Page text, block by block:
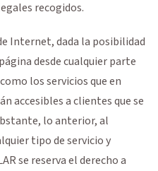
recogidos.
Internet, dada la posibilidad
desde cualquier parte
los servicios que en
accesibles a clientes que se
lo anterior, al
tipo de servicio y
se reserva el derecho a